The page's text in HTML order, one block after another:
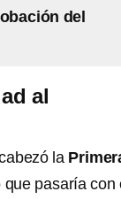
del
al
la
pasaría con